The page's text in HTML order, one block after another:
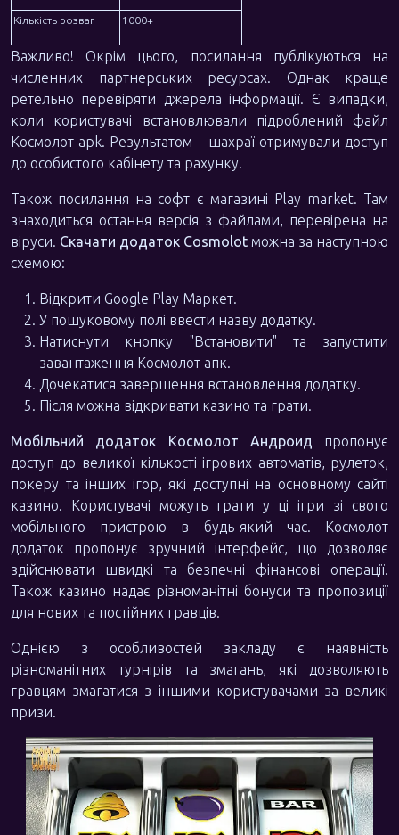
Кількість розваг 1000+
Важливо! Окрім цього, посилання публікуються на
численних партнерських ресурсах. Однак краще
ретельно перевіряти джерела інформації. Є випадки,
коли користувачі встановлювали підроблений файл
Космолот apk. Результатом – шахраї отримували доступ
до особистого кабінету та рахунку.
Також посилання на софт є магазині Play market. Там
знаходиться остання версія з файлами, перевірена на
віруси. Скачати додаток Cosmolot можна за наступною
схемою:
Відкрити Google Play Маркет.
У пошуковому полі ввести назву додатку.
Натиснути кнопку "Встановити" та запустити
завантаження Космолот апк.
Дочекатися завершення встановлення додатку.
Після можна відкривати казино та грати.
Мобільний додаток Космолот Андроид пропонує
доступ до великої кількості ігрових автоматів, рулеток,
покеру та інших ігор, які доступні на основному сайті
казино. Користувачі можуть грати у ці ігри зі свого
мобільного пристрою в будь-який час. Космолот
додаток пропонує зручний інтерфейс, що дозволяє
здійснювати швидкі та безпечні фінансові операції.
Також казино надає різноманітні бонуси та пропозиції
для нових та постійних гравців.
Однією з особливостей закладу є наявність
різноманітних турнірів та змагань, які дозволяють
гравцям змагатися з іншими користувачами за великі
призи.